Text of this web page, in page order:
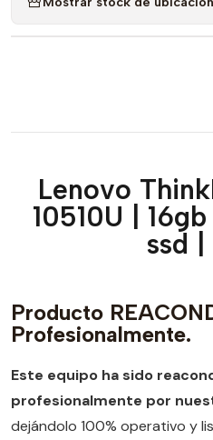
Lenovo
10510U |
ssd |
Producto
Profesionalmente.
Este equipo ha sido
profesionalmente por
dejándolo 100% operativo y